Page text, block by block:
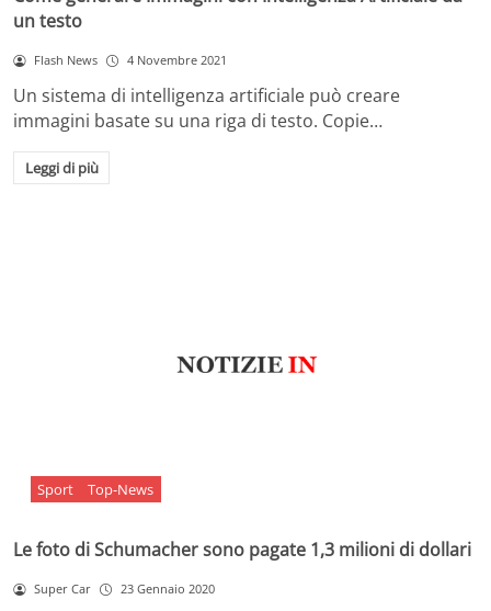
un testo
Flash News 4 Novembre 2021
Un sistema di intelligenza artificiale può creare
immagini basate su una riga di testo. Copie…
Leggi di più
Sport Top-News
Le foto di Schumacher sono pagate 1,3 milioni di dollari
Super Car 23 Gennaio 2020